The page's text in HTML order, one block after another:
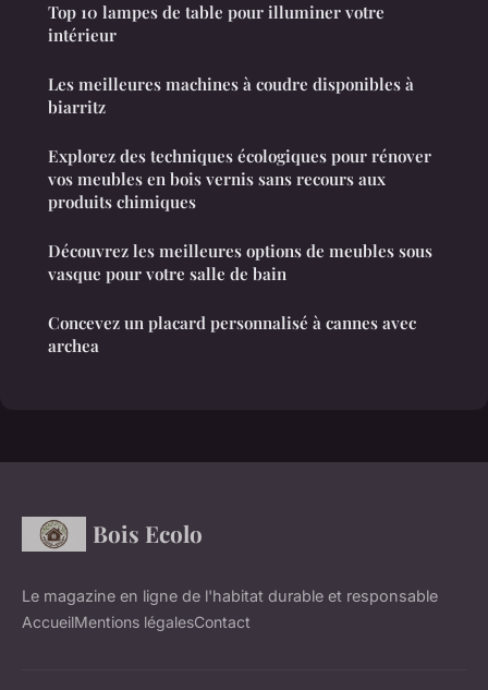
Top 10 lampes de table pour illuminer votre
intérieur
Les meilleures machines à coudre disponibles à
biarritz
Explorez des techniques écologiques pour rénover
vos meubles en bois vernis sans recours aux
produits chimiques
Découvrez les meilleures options de meubles sous
vasque pour votre salle de bain
Concevez un placard personnalisé à cannes avec
archea
Bois Ecolo
Le magazine en ligne de l'habitat durable et responsable
AccueilMentions légalesContact